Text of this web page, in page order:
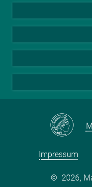
Impressum
© 2026,